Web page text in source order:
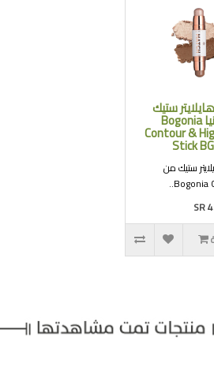
ستيك
من بوغينيا Bogonia
Contour &
Stick
ستيك من
SR